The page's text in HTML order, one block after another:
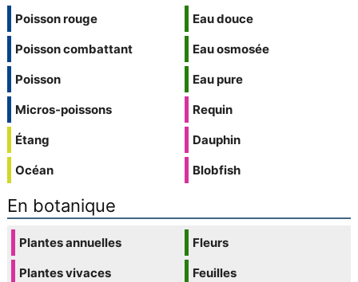
Poisson rouge
Poisson combattant
Poisson
Micros-poissons
Étang
Océan
Eau douce
Eau osmosée
Eau pure
Requin
Dauphin
Blobfish
En botanique
Plantes annuelles
Plantes vivaces
Fleurs
Feuilles